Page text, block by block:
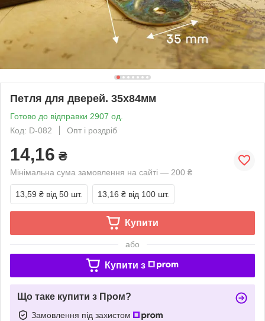
Петля для дверей. 35х84мм
Готово до відправки 2907 од.
Код: D-082
Опт і роздріб
14,16 ₴
Мінімальна сума замовлення на сайті — 200 ₴
13,59 ₴ від 50 шт. 13,16 ₴ від 100 шт.
Купити
або
Купити з
Що таке купити з Пром?
Замовлення під захистом